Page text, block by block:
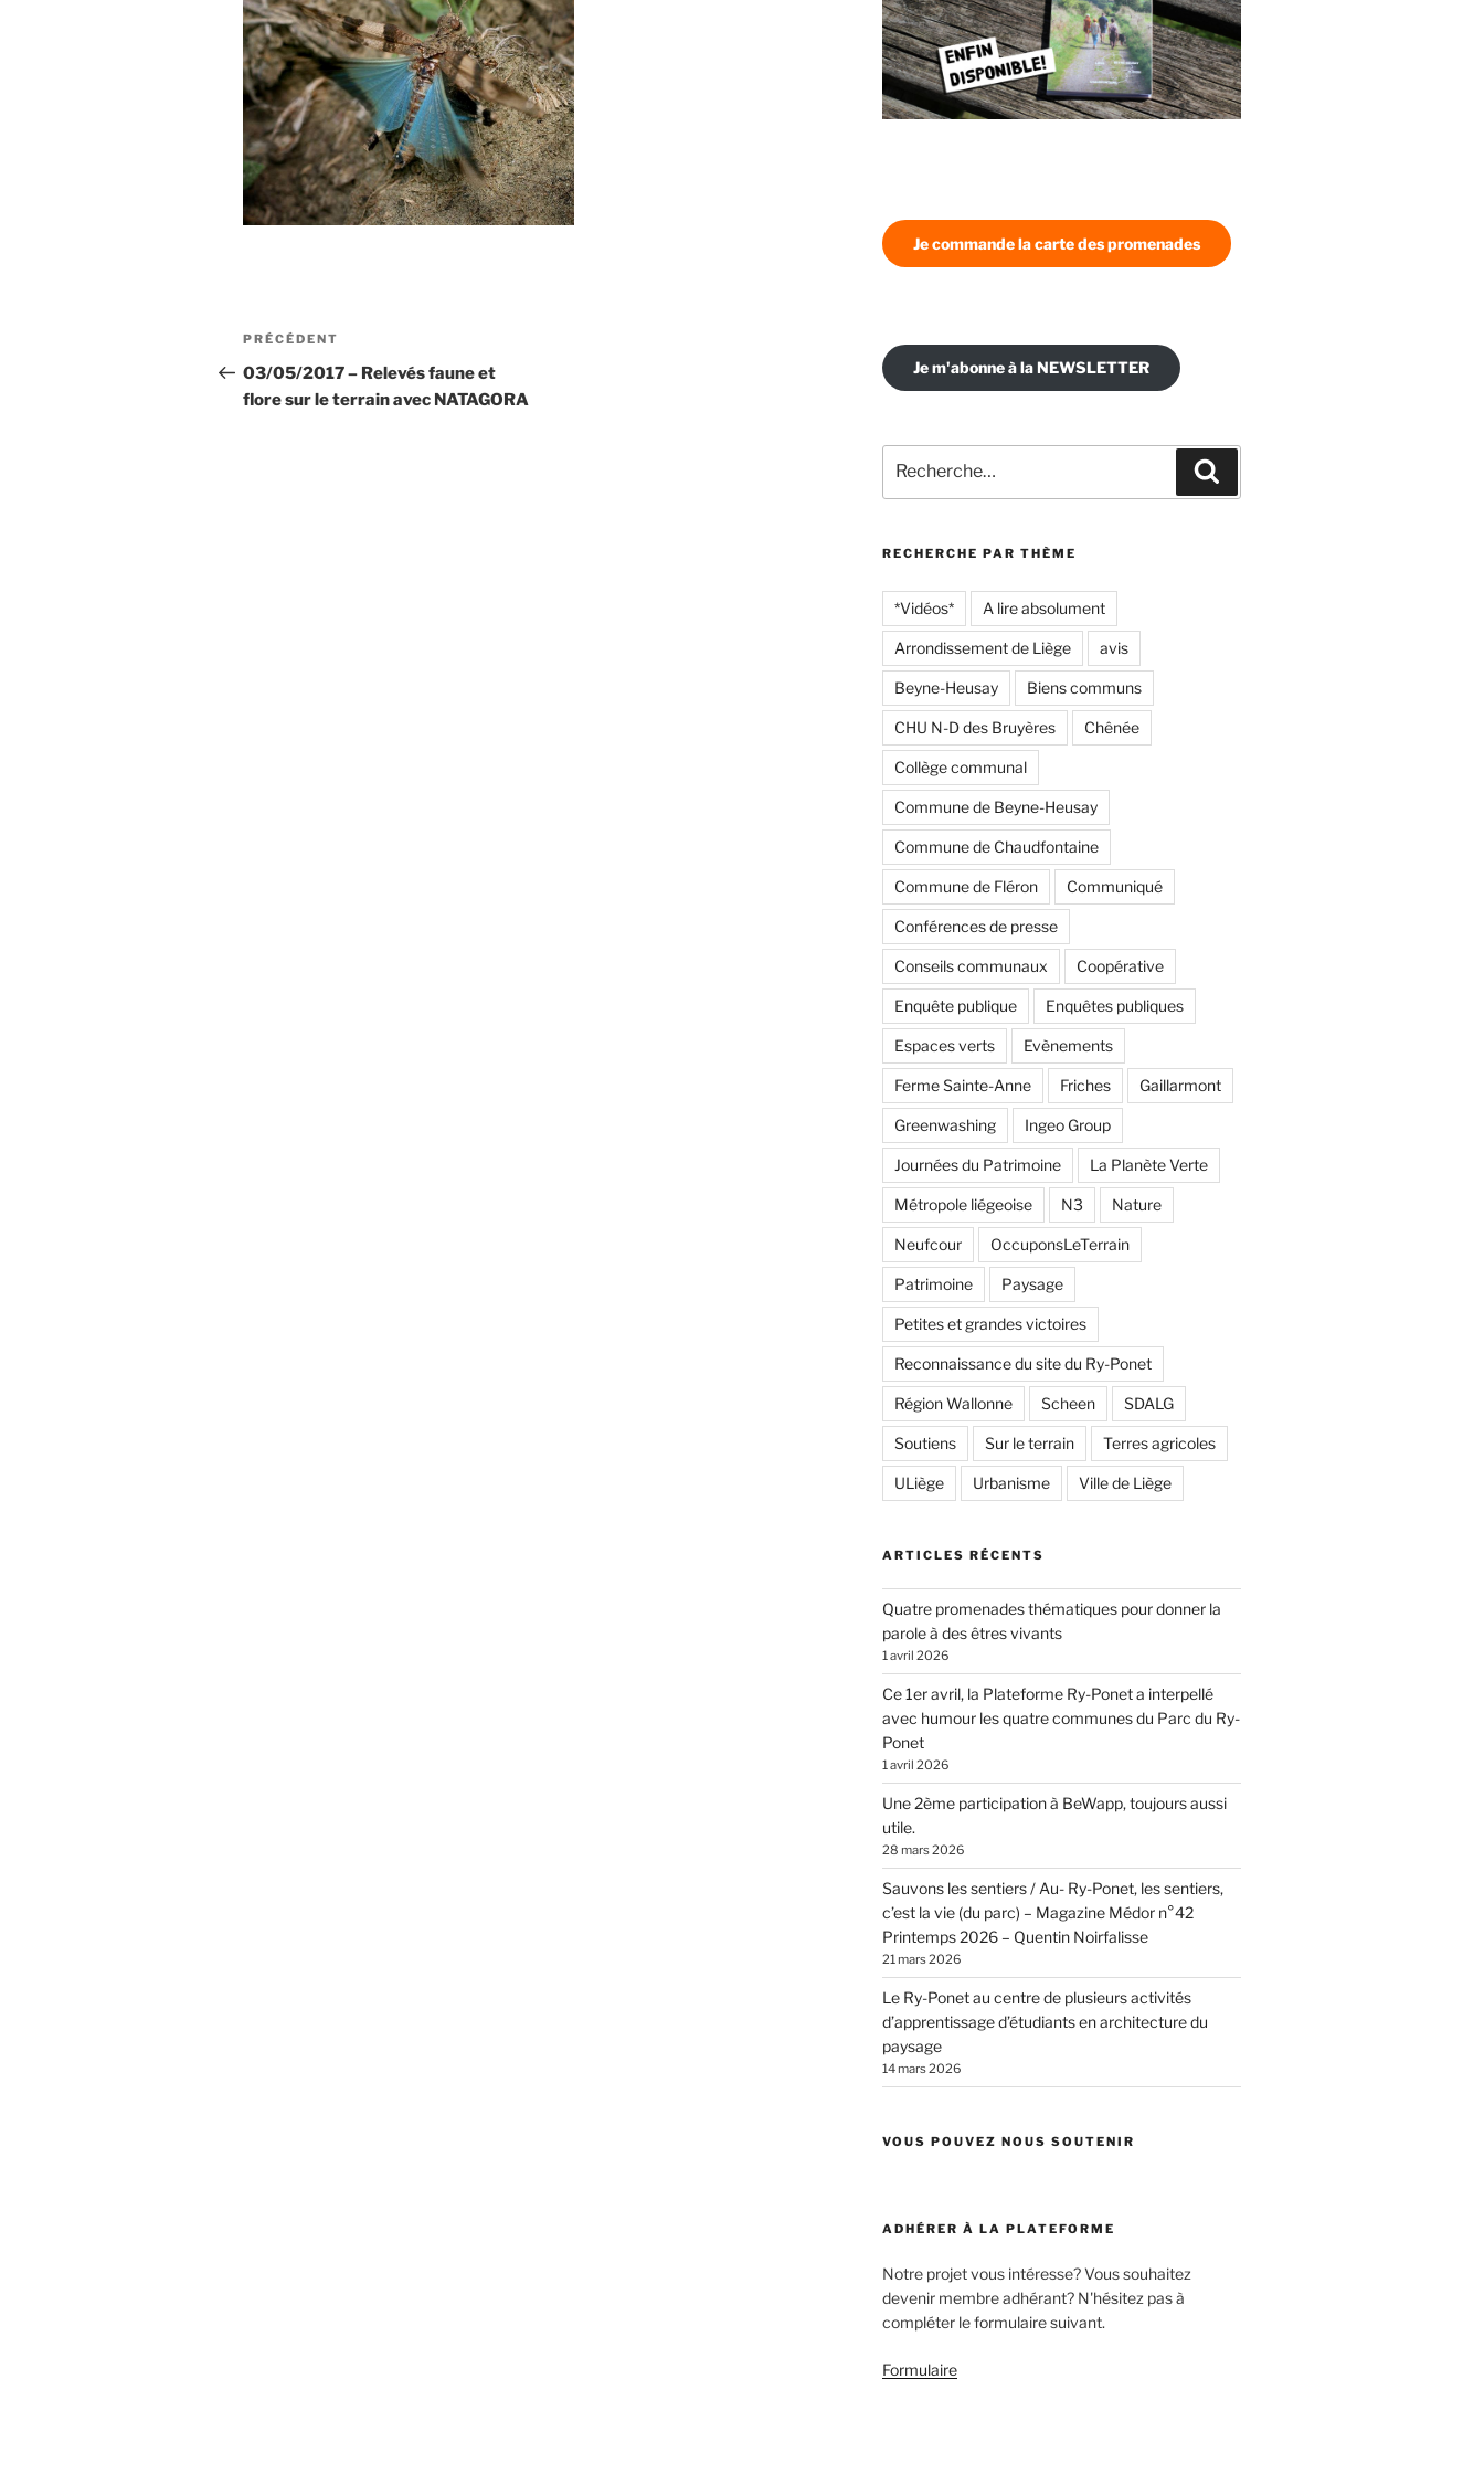
Navigation
de
l’article
Article
précédent
PRÉCÉDENT
03/05/2017 – Relevés faune et
flore sur le terrain avec NATAGORA
Je commande la carte des promenades
Je m'abonne à la NEWSLETTER
pour
:
RECHERCHE PAR THÈME
*Vidéos* A lire absolument
Arrondissement de Liège avis
Beyne-Heusay Biens communs
CHU N-D des Bruyères Chênée
Collège communal
Commune de Beyne-Heusay
Commune de Chaudfontaine
Commune de Fléron Communiqué
Conférences de presse
Conseils communaux Coopérative
Enquête publique Enquêtes publiques
Espaces verts Evènements
Ferme Sainte-Anne Friches Gaillarmont
Greenwashing Ingeo Group
Journées du Patrimoine La Planète Verte
Métropole liégeoise N3 Nature
Neufcour OccuponsLeTerrain
Patrimoine Paysage
Petites et grandes victoires
Reconnaissance du site du Ry-Ponet
Région Wallonne Scheen SDALG
Soutiens Sur le terrain Terres agricoles
ULiège Urbanisme Ville de Liège
ARTICLES RÉCENTS
Quatre promenades thématiques pour donner la
parole à des êtres vivants
1 avril 2026
Ce 1er avril, la Plateforme Ry-Ponet a interpellé
avec humour les quatre communes du Parc du Ry-
Ponet
1 avril 2026
Une 2ème participation à BeWapp, toujours aussi
utile.
28 mars 2026
Sauvons les sentiers / Au- Ry-Ponet, les sentiers,
c’est la vie (du parc) – Magazine Médor n°42
Printemps 2026 – Quentin Noirfalisse
21 mars 2026
Le Ry-Ponet au centre de plusieurs activités
d’apprentissage d’étudiants en architecture du
paysage
14 mars 2026
VOUS POUVEZ NOUS SOUTENIR
ADHÉRER À LA PLATEFORME
Notre projet vous intéresse? Vous souhaitez
devenir membre adhérant? N'hésitez pas à
compléter le formulaire suivant.
Formulaire